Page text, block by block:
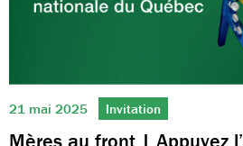
21 mai 2025 Invitation
Mères au front | Appuyez